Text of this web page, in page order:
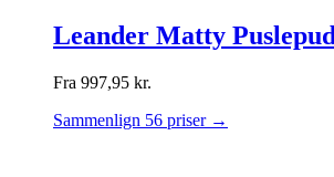
Leander Matty
Fra 997,95 kr.
Sammenlign 56 priser →